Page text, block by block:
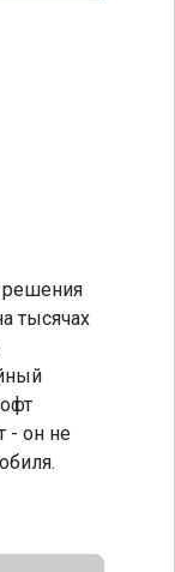
тысячах
- он не